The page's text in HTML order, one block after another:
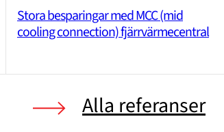
Stora besparingar med MCC (mid
cooling connection) fjärrvärmecentral
Alla referanser